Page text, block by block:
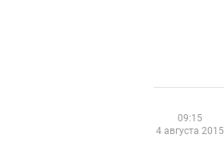
09:15
4 августа 2015